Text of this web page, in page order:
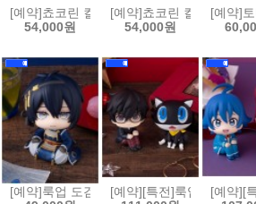
[예약]쵸코린 컬렉션 캐릭캐릭 체인지(6개
54,000원
[예약]쵸코린 컬렉션 헌
54,000원
[예약]
[예약]룩업 도검난무 - 미카즈키 무네치카
[예약][특전]룩업 페르소
[예약][